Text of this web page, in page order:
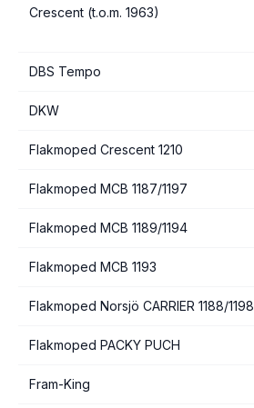
Crescent (t.o.m. 1963)
DBS Tempo
DKW
Flakmoped Crescent 1210
Flakmoped MCB 1187/1197
Flakmoped MCB 1189/1194
Flakmoped MCB 1193
Flakmoped Norsjö CARRIER 1188/1198
Flakmoped PACKY PUCH
Fram-King